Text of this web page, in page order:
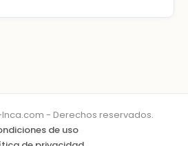
- Derechos reservados.
de uso